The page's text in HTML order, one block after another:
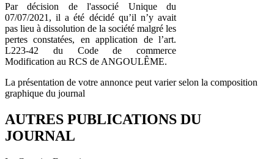
Par décision de l'associé Unique du
07/07/2021, il a été décidé qu’il n’y avait
pas lieu à dissolution de la société malgré les
pertes constatées, en application de l’art.
L223-42 du Code de commerce
Modification au RCS de ANGOULÊME.
La présentation de votre annonce peut varier selon la composition
graphique du journal
AUTRES PUBLICATIONS DU
JOURNAL